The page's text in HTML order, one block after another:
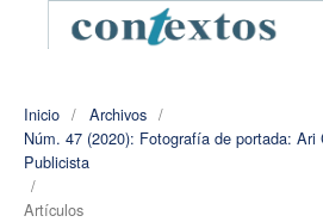
Inicio / Archivos /
Núm. 47 (2020): Fotografía de portada: Ari
Publicista
/
Artículos